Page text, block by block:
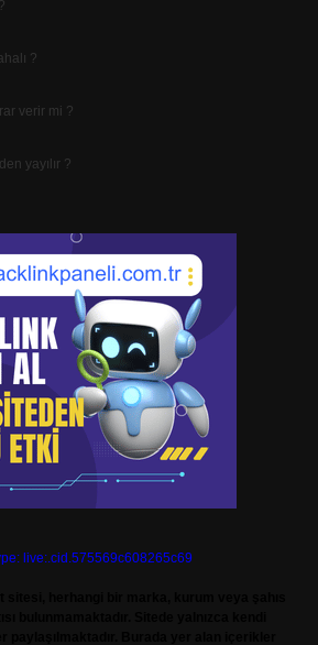
?
verir mi ?
yayılır ?
live:.cid.575569c608265c69